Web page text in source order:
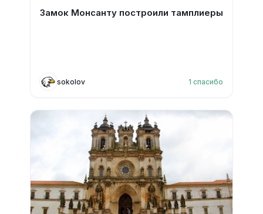
Замок Монсанту построили тамплиеры
sokolov 1 спасибо